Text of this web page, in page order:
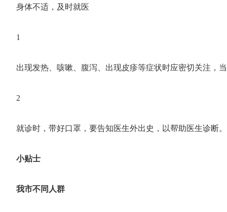
身体不适，及时就医
1
出现发热、咳嗽、腹泻、出现皮疹等症状时应密切关注，
2
就诊时，带好口罩，要告知医生外出史，以帮助医生诊断。
小贴士
我市不同人群